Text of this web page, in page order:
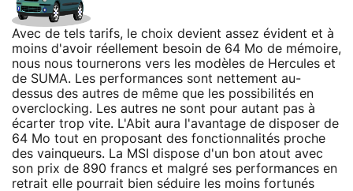
Avec de tels tarifs, le choix devient assez évident et à
moins d'avoir réellement besoin de 64 Mo de mémoire,
nous nous tournerons vers les modèles de Hercules et
de SUMA. Les performances sont nettement au-
dessus des autres de même que les possibilités en
overclocking. Les autres ne sont pour autant pas à
écarter trop vite. L'Abit aura l'avantage de disposer de
64 Mo tout en proposant des fonctionnalités proche
des vainqueurs. La MSI dispose d'un bon atout avec
son prix de 890 francs et malgré ses performances en
retrait elle pourrait bien séduire les moins fortunés